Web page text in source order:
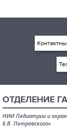
ОТДЕЛЕНИЕ
НИИ Педиатрии и
Б.В. Петровского»